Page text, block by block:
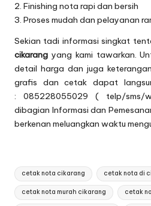
2. Finishing nota rapi dan bersih
3. Proses mudah dan pelayanan
Sekian tadi informasi singkat
cikarang yang kami tawarkan.
detail harga dan juga
grafis dan cetak dapat
: 085228055029 ( telp/sms/
dibagian Informasi dan
berkenan meluangkan waktu
Tags:
cetak nota cikarang cetak nota di
cetak nota murah cikarang cetak